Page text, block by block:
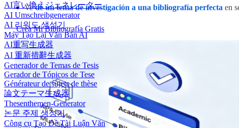
AI言い換えジェネレーター
AI Umschreibgenerator
AI 리워드 생성기
Máy Tạo Lại Văn Bản AI
AI重写生成器
AI 重新措辭生成器
Generador de Temas de Tesis
Gerador de Tópicos de Tese
Générateur de sujets de thèse
論文テーマ生成器
Thesenthemen-Generator
논문 주제 생성기
Công cụ Tạo Đề Tài Luận Văn
Vede un tema de investigación a una bibliografía perfecta en
Crea Mi Bibliografía Gratis